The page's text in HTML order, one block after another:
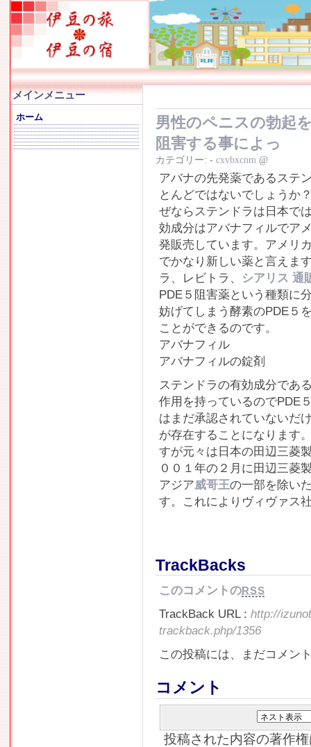
メインメニュー
ホーム
男性のペニスの勃起
阻害する事によっ
カテゴリー: - cxvbxcnm @
アバナの先発薬であるステ
とんどではないでしょうか
ぜならステンドラは日本で
効成分はアバナフィルでア
発販売しています。アメリ
でかなり新しい薬と言えま
ラ、レビトラ、
シアリス 通
PDE５阻害薬という種類に
妨げてしまう酵素のPDE５
ことができるのです。
アバナフィル
アバナフィルの錠剤
ステンドラの有効成分であ
作用を持っているのでPDE
はまだ承認されていないだ
が存在することになります
すが元々は日本の田辺三菱
００１年の２月に田辺三菱
アジア威哥王の一部を除い
す。これによりヴィヴァス
TrackBacks
このコメントのRSS
TrackBack URL : http://
trackback.php/1356
この投稿には、まだコメン
コメント
投稿された内容の著作